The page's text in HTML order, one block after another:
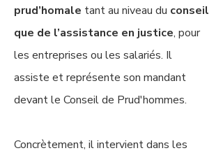
prud’homale tant au niveau du conseil
que de l’assistance en justice, pour
les entreprises ou les salariés. Il
assiste et représente son mandant
devant le Conseil de Prud'hommes.
Concrètement, il intervient dans les